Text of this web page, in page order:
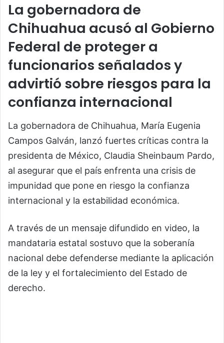
La gobernadora de
Chihuahua acusó al Gobierno
Federal de proteger a
funcionarios señalados y
advirtió sobre riesgos para la
confianza internacional
La gobernadora de Chihuahua, María Eugenia
Campos Galván, lanzó fuertes críticas contra la
presidenta de México, Claudia Sheinbaum Pardo,
al asegurar que el país enfrenta una crisis de
impunidad que pone en riesgo la confianza
internacional y la estabilidad económica.
A través de un mensaje difundido en video, la
mandataria estatal sostuvo que la soberanía
nacional debe defenderse mediante la aplicación
de la ley y el fortalecimiento del Estado de
derecho.